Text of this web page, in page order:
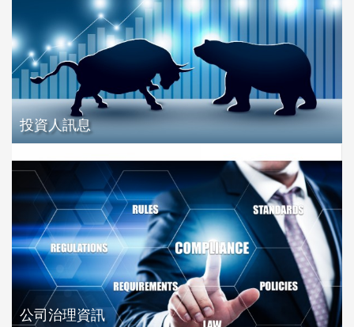
投資人訊息
公司治理資訊